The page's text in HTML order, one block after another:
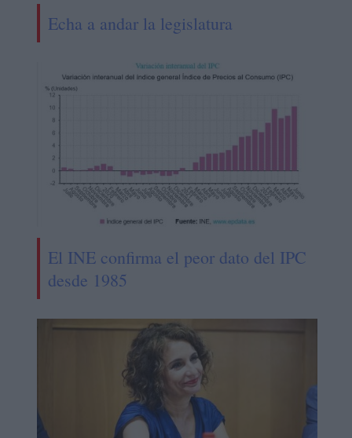
Echa a andar la legislatura
El INE confirma el peor dato del IPC
desde 1985